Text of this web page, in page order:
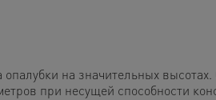
на значительных
при несущей способности